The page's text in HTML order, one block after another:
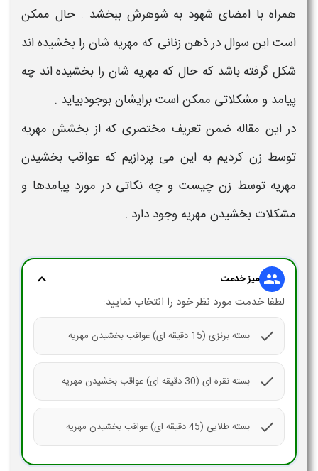
همراه با امضای شهود به شوهرشببخشد . حال ممکن
است این سوال در ذهن زنانی که مهریه شان را بخشیده اند
شکل گرفته باشد که حال که مهریه شان را بخشیده اند چه
پیامد و مشکلاتی ممکن است برایشان بوجودبیاید .
در این مقاله ضمن تعریف مختصری کهاز بخشش مهریه
توسط زن کردیم به این می پردازیم که عواقب بخشیدن
مهریه توسط زنچیست و چه نکاتی در موردپیامدها و
مشکلات بخشیدن مهریه وجود دارد .
group میز خدمت expand_more
لطفا خدمت مورد نظر خود را انتخاب نمایید:
check بسته برنزی (15 دقیقه ای) عواقب بخشیدن مهریه
check بسته نقره ای (30 دقیقه ای) عواقب بخشیدن مهریه
check بسته طلایی (45 دقیقه ای) عواقب بخشیدن مهریه